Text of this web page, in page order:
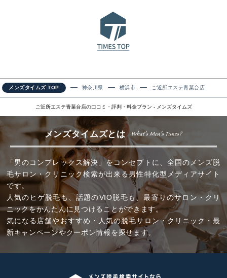
メンズタイムズ TOP 神奈川県 横浜市 ご近所エステ青葉台店
ご近所エステ青葉台店の口コミ・評判・料金プラン - メンズタイムズ
メンズタイムズとは
「男のコンプレックス解決」をコンセプトに、全国のメンズ脱
毛サロン・クリニック検索が出来る男性特化型メディアサイト
です。
人気のヒゲ脱毛も、話題のVIO脱毛も、最寄りのサロン・クリ
ニックをかんたんに見つけることができます。
気になる店舗やおすすめ・人気の脱毛サロン・クリニック・最
新キャンペーンやクーポン情報を探せます。